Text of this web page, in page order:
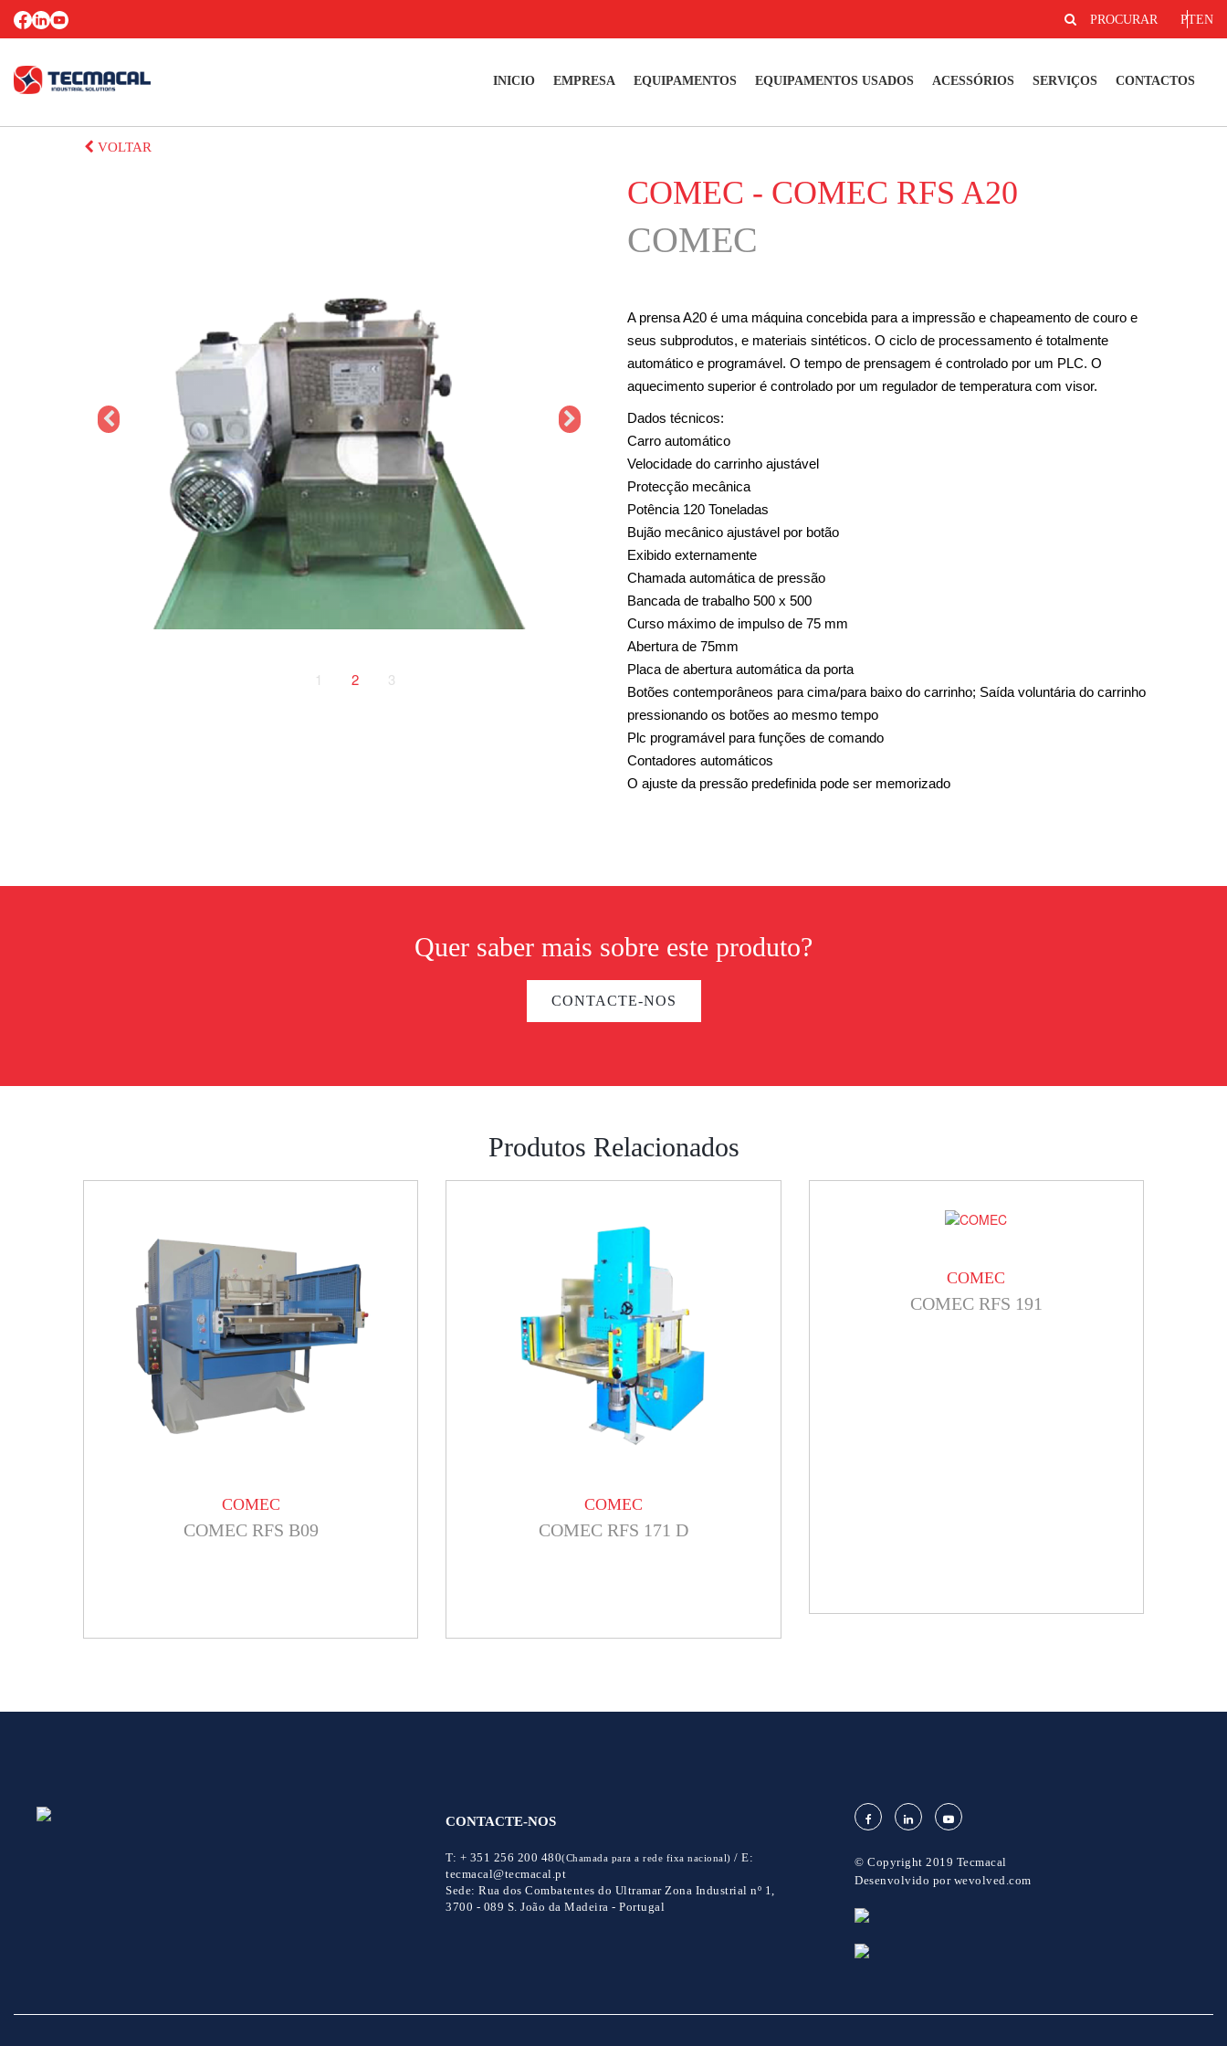
EN
PT
PROCURAR
INICIO EMPRESA EQUIPAMENTOS EQUIPAMENTOS USADOS ACESSÓRIOS SERVIÇOS CONTACTOS
VOLTAR
1 2 3
COMEC - COMEC RFS A20
COMEC
A prensa A20 é uma máquina concebida para a impressão e chapeamento de couro e
seus subprodutos, e materiais sintéticos. O ciclo de processamento é totalmente
automático e programável. O tempo de prensagem é controlado por um PLC. O
aquecimento superior é controlado por um regulador de temperatura com visor.
Dados técnicos:
Carro automático
Velocidade do carrinho ajustável
Protecção mecânica
Potência 120 Toneladas
Bujão mecânico ajustável por botão
Exibido externamente
Chamada automática de pressão
Bancada de trabalho 500 x 500
Curso máximo de impulso de 75 mm
Abertura de 75mm
Placa de abertura automática da porta
Botões contemporâneos para cima/para baixo do carrinho; Saída voluntária do carrinho
pressionando os botões ao mesmo tempo
Plc programável para funções de comando
Contadores automáticos
O ajuste da pressão predefinida pode ser memorizado
Quer saber mais sobre este produto?
CONTACTE-NOS
Produtos Relacionados
COMEC
COMEC RFS B09
COMEC
COMEC RFS 171 D
COMEC
COMEC RFS 191
CONTACTE-NOS
T: + 351 256 200 480(Chamada para a rede fixa nacional) /E:
tecmacal@tecmacal.pt
Sede: Rua dos Combatentes do Ultramar Zona Industrial nº 1,
3700 - 089 S. João da Madeira - Portugal
© Copyright 2019 Tecmacal
Desenvolvido por wevolved.com